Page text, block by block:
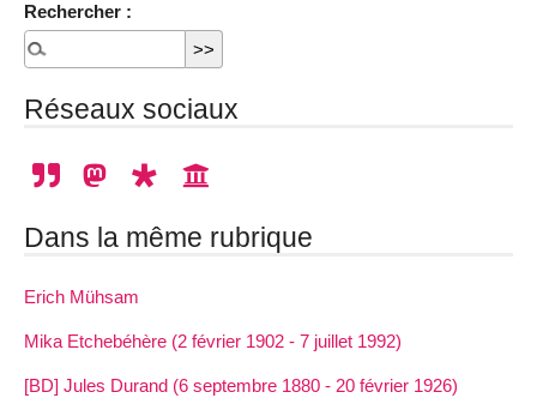
Rechercher :
Réseaux sociaux
Dans la même rubrique
Erich Mühsam
Mika Etchebéhère (2 février 1902 - 7 juillet 1992)
[BD] Jules Durand (6 septembre 1880 - 20 février 1926)